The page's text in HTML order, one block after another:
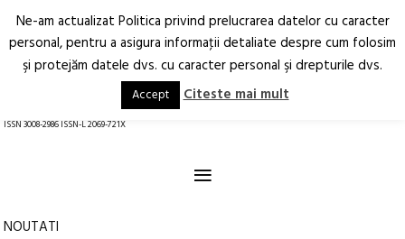
Arhitectură.
Oraș.
RO EN
ISSN 3008-2986 ISSN-L 2069-721X
≡
NOUTATI
Ne-am actualizat Politica privind prelucrarea datelor cu caracter
personal, pentru a asigura informaţii detaliate despre cum folosim
şi protejăm datele dvs. cu caracter personal şi drepturile dvs.
Accept Citeste mai mult